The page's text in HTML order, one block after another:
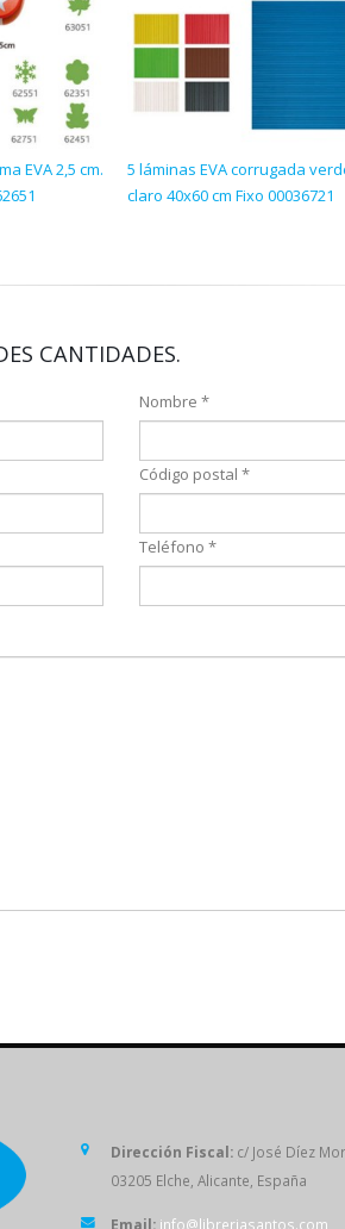
EVA 2,5 cm.
5 láminas EVA corrugada
claro 40x60 cm Fixo 00036721
CANTIDADES.
Nombre *
Código postal *
Teléfono *
Dirección Fiscal: c/ José Díez
03205 Elche, Alicante, España
Email: info@libreriasantos.com